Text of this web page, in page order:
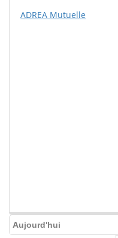
ADREA Mutuelle
Aujourd'hui